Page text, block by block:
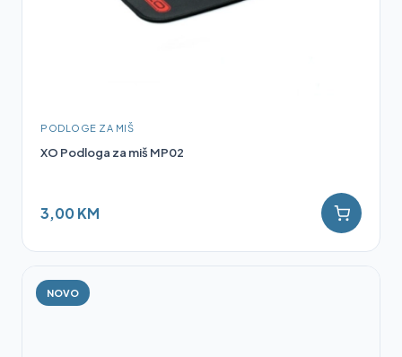
PODLOGE ZA MIŠ
XO Podloga za miš MP02
3,00 KM
NOVO